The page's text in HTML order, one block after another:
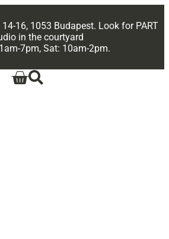
16, 1053 Budapest. Look for PART
in the courtyard
7pm, Sat: 10am-2pm.